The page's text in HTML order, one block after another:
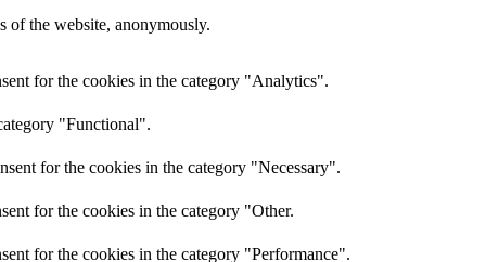
of the website, anonymously.
for the cookies in the category "Analytics".
"Functional".
for the cookies in the category "Necessary".
for the cookies in the category "Other.
for the cookies in the category "Performance".